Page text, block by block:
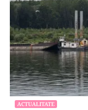
ACTUALITATE